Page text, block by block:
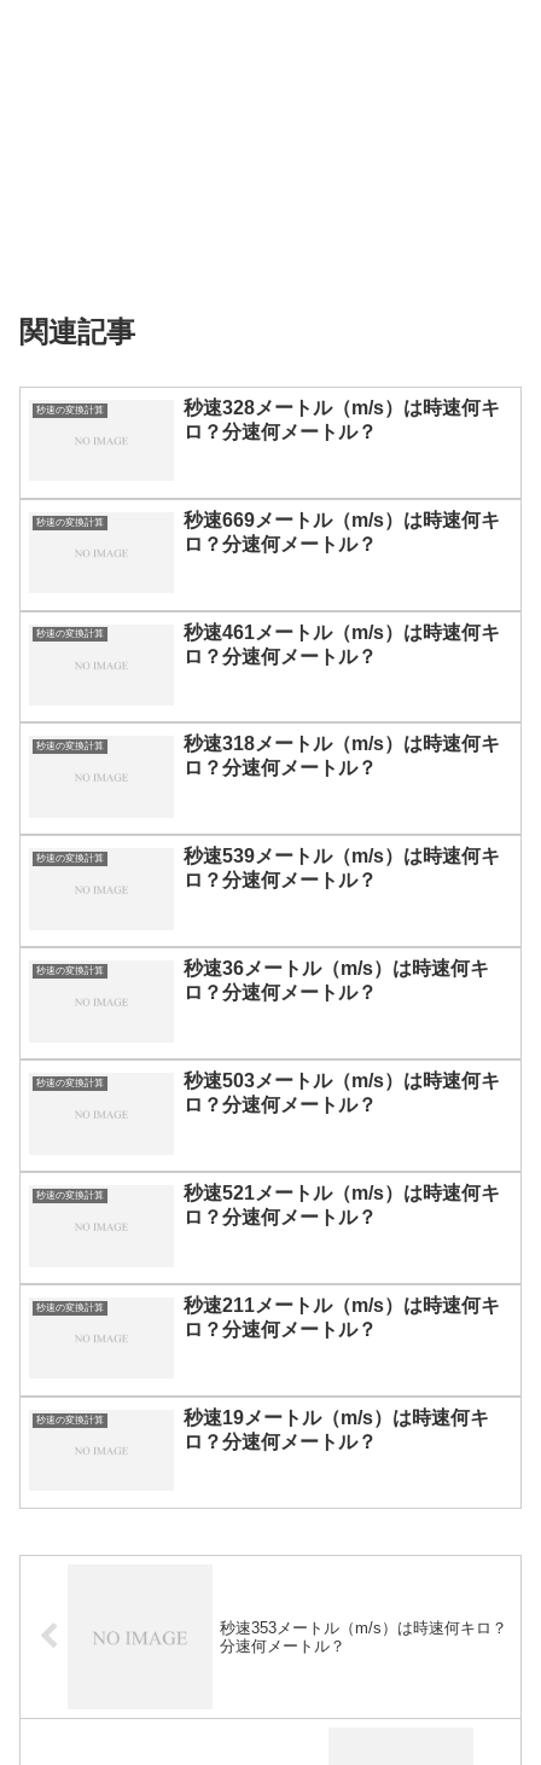
関連記事
秒速の変換計算
秒速328メートル（m/s）は時速何キ
ロ？分速何メートル？
秒速の変換計算
秒速669メートル（m/s）は時速何キ
ロ？分速何メートル？
秒速の変換計算
秒速461メートル（m/s）は時速何キ
ロ？分速何メートル？
秒速の変換計算
秒速318メートル（m/s）は時速何キ
ロ？分速何メートル？
秒速の変換計算
秒速539メートル（m/s）は時速何キ
ロ？分速何メートル？
秒速の変換計算
秒速36メートル（m/s）は時速何キ
ロ？分速何メートル？
秒速の変換計算
秒速503メートル（m/s）は時速何キ
ロ？分速何メートル？
秒速の変換計算
秒速521メートル（m/s）は時速何キ
ロ？分速何メートル？
秒速の変換計算
秒速211メートル（m/s）は時速何キ
ロ？分速何メートル？
秒速の変換計算
秒速19メートル（m/s）は時速何キ
ロ？分速何メートル？
秒速353メートル（m/s）は時速何キロ？
分速何メートル？